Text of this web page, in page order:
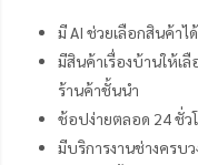
มี AI ช่วยเลือกสินค้า
มีสินค้าเรื่องบ้านให้เ
ร้านค้าชั้นนํา
ช้อปง่ายตลอด 24 ชั่ว
มีบริการงานช่างครบ